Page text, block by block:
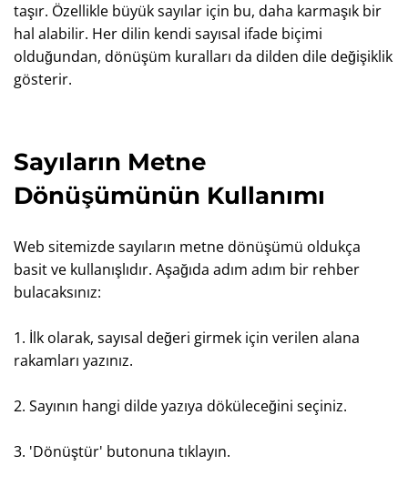
taşır. Özellikle büyük sayılar için bu, daha karmaşık bir
hal alabilir. Her dilin kendi sayısal ifade biçimi
olduğundan, dönüşüm kuralları da dilden dile değişiklik
gösterir.
Sayıların Metne
Dönüşümünün Kullanımı
Web sitemizde sayıların metne dönüşümü oldukça
basit ve kullanışlıdır. Aşağıda adım adım bir rehber
bulacaksınız:
1. İlk olarak, sayısal değeri girmek için verilen alana
rakamları yazınız.
2. Sayının hangi dilde yazıya döküleceğini seçiniz.
3. 'Dönüştür' butonuna tıklayın.